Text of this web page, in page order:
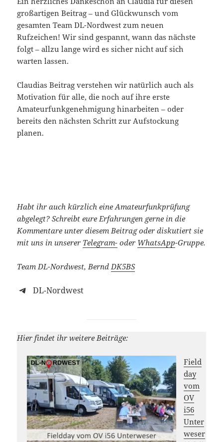
großartigen Beitrag – und Glückwunsch vom
gesamten Team DL-Nordwest zum neuen
Rufzeichen! Wir sind gespannt, wann das nächste
folgt – allzu lange wird es sicher nicht auf sich
warten lassen.
Claudias Beitrag verstehen wir natürlich auch als
Motivation für alle, die noch auf ihre erste
Amateurfunkgenehmigung hinarbeiten – oder
bereits den nächsten Schritt zur Aufstockung
planen.
Habt ihr auch kürzlich eine Amateurfunkprüfung
abgelegt?Schreibt eure Erfahrungen gerne in die
Kommentare unter diesem Beitrag oder diskutiert sie
mit uns in unserer Telegram- oder WhatsApp-Gruppe.
Team DL-Nordwest, Bernd DK5BS
DL-Nordwest
Hier findet ihr weitere Beiträge:
Field
day
vom
OV
i56
Unter
weser